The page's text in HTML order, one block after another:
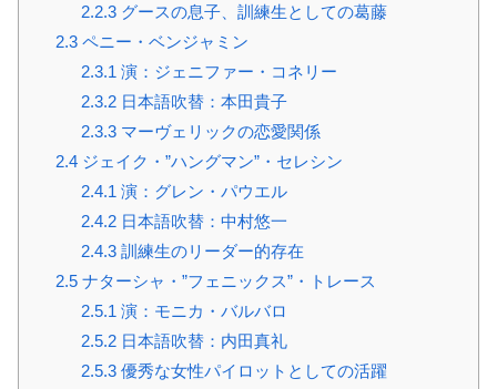
2.2.3グースの息子、訓練生としての葛藤
2.3ペニー・ベンジャミン
2.3.1 演：ジェニファー・コネリー
2.3.2日本語吹替：本田貴子
2.3.3マーヴェリックの恋愛関係
2.4ジェイク・”ハングマン”・セレシン
2.4.1 演：グレン・パウエル
2.4.2日本語吹替：中村悠一
2.4.3訓練生のリーダー的存在
2.5ナターシャ・”フェニックス”・トレース
2.5.1 演：モニカ・バルバロ
2.5.2日本語吹替：内田真礼
2.5.3優秀な女性パイロットとしての活躍